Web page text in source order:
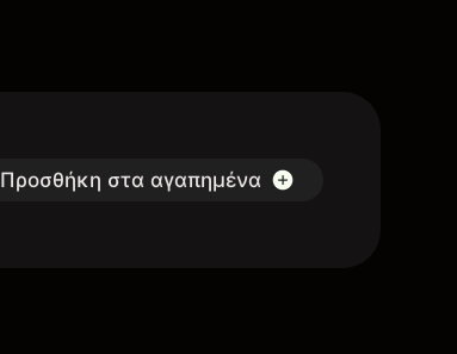
Προσθήκη στα αγαπημένα